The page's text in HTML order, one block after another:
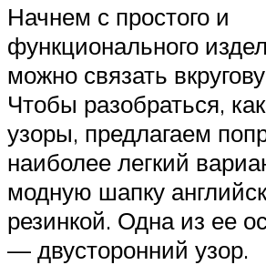
Начнем с простого и
функционального
можно связать
Чтобы разобраться,
узоры, предлагаем
наиболее легкий
модную шапку
резинкой. Одна из ее
— двусторонний узор.